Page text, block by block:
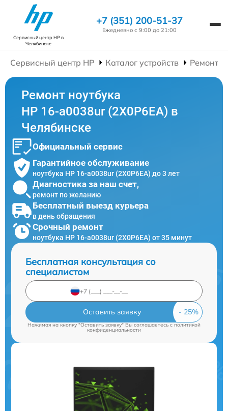
Сервисный центр HPв
Челябинске
+7 (351) 200-51-37
Ежедневно с 9:00 до 21:00
Сервисный центр HP Каталог устройств Ремонт
Ремонт ноутбука
HP 16-a0038ur (2X0P6EA) в
Челябинске
Официальный сервис
Гарантийное обслуживание
ноутбука HP 16-a0038ur (2X0P6EA) до 3 лет
Диагностика за наш счет,
ремонт по желанию
Бесплатный выезд курьера
в день обращения
Срочный ремонт
ноутбука HP 16-a0038ur (2X0P6EA) от 35 минут
Бесплатная консультация со
специалистом
Оставить заявку
Нажимая на кнопку "Оставить заявку" Вы соглашаетесь cполитикой
конфиденциальности